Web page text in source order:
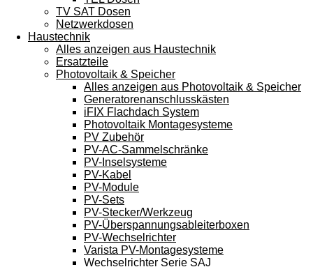
TV SAT Dosen
Netzwerkdosen
Haustechnik
Alles anzeigen aus Haustechnik
Ersatzteile
Photovoltaik & Speicher
Alles anzeigen aus Photovoltaik & Speicher
Generatorenanschlusskästen
iFIX Flachdach System
Photovoltaik Montagesysteme
PV Zubehör
PV-AC-Sammelschränke
PV-Inselsysteme
PV-Kabel
PV-Module
PV-Sets
PV-Stecker/Werkzeug
PV-Überspannungsableiterboxen
PV-Wechselrichter
Varista PV-Montagesysteme
Wechselrichter Serie SAJ